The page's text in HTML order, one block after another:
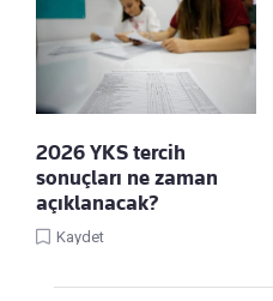
2026 YKS tercih
sonuçları ne zaman
açıklanacak?
Kaydet